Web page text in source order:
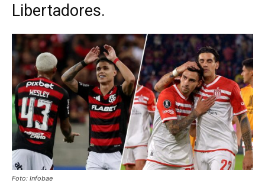
Libertadores.
Foto: Infobae